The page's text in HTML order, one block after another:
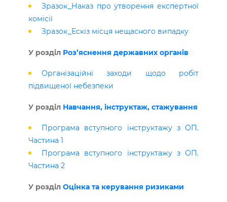
Зразок_Наказ про утворення експертної
комісії
Зразок_Ескіз місця нещасного випадку
У розділ Роз’яснення державних органів
Організаційні заходи щодо робіт
підвищеної небезпеки
У розділ Навчання, інструктаж, стажування
Програма вступного інструктажу з ОП.
Частина 1
Програма вступного інструктажу з ОП.
Частина 2
У розділ Оцінка та керування ризиками